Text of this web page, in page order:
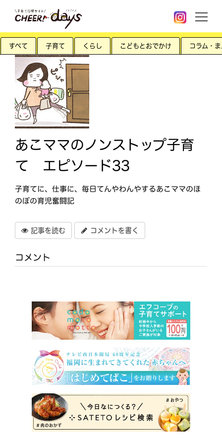
すべて 子育て くらし こどもとおでかけ コラム・
あこママのノンストップ子育
て エピソード33
子育てに、仕事に、毎日てんやわんやするあこママのほ
のぼの育児奮闘記
記事を読む コメントを書く
コメント